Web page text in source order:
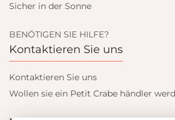
Sicher in der Sonne
BENÖTIGEN SIE HILFE?
Kontaktieren Sie uns
Kontaktieren Sie uns
Wollen sie ein Petit Crabe händler